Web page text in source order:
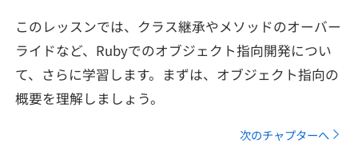
新卒エージェント
イベント・セミナー
ナレッジ
リファレンス
評価結果一覧
再チャレンジ結果一覧
Tech Team Journal
paiza times
paizaとは？
このレッスンでは、クラス継承やメソッドのオーバー
ライドなど、Rubyでのオブジェクト指向開発につい
て、さらに学習します。まずは、オブジェクト指向の
概要を理解しましょう。
次のチャプターへ